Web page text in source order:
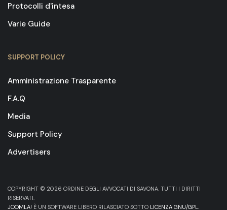
Protocolli d'intesa
Varie Guide
SUPPORT POLICY
Amministrazione Trasparente
F.A.Q
Media
Support Policy
Advertisers
COPYRIGHT © 2026 ORDINE DEGLI AVVOCATI DI SAVONA. TUTTI I DIRITTI
RISERVATI.
JOOMLA! È UN SOFTWARE LIBERO RILASCIATO SOTTO LICENZA GNU/GPL.